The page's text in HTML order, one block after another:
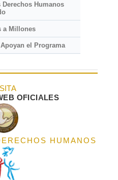
Humanos
a Millones
el Programa
OFICIALES
HUMANOS